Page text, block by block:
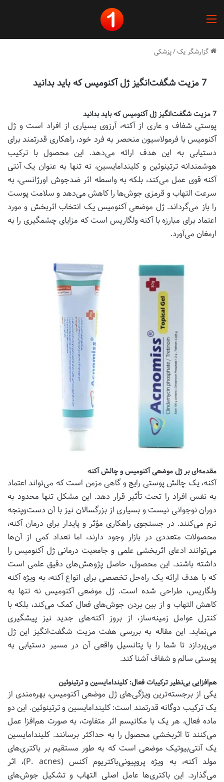
گزارشگر یک/پزشکی
7 مزیت شگفت‌انگیز ژل آکنومیس که باید بدانید
7 مزیت شگفت‌انگیز ژل آکنومیس که باید بدانید
پوستی شفاف و عاری از آکنه، آرزوی بسیاری از افراد است و ژل
آکنومیس با فرمولاسیون منحصر به فرد خود، راهکاری قدرتمند برای
دستیابی به این هدف ارائه می‌دهد. این محصول با ترکیب
هوشمندانه ترتینوئین و کلیندامایسین، نه تنها به عنوان یک آنتی
آکنه قوی عمل می‌کند، بلکه به واسطه اثر ضدجوش اورژانسی، به
سرعت التهاب و قرمزی جوش‌ها را کاهش می‌دهد و سلامت پوست
را باز می‌گرداند. ژل موضعی آکنومیس یک انتخاب اثربخش و مورد
اعتماد برای مبارزه با آکنه ولگاریس است که مزایای چشمگیری را به
ارمغان می‌آورد.
مقدمه‌ای بر ژل موضعی آکنومیس و چالش آکنه
آکنه، یک چالش پوستی رایج و گاهی مزمن است که می‌تواند اعتماد
به نفس افراد را تحت تأثیر قرار دهد. این مشکل تنها محدود به
دوران نوجوانی نیست و بسیاری از بزرگسالان نیز با آن دست‌وپنجه
نرم می‌کنند. در جستجوی راهکاری مؤثر و پایدار برای درمان آکنه،
محصولات متعددی در بازار وجود دارند، اما تعداد کمی از آن‌ها
می‌توانند ادعای اثربخشی علمی و جامعیت درمانی ژل آکنومیس را
داشته باشند. این محصول، حاصل پژوهش‌های دقیق علمی است
که با هدف ارائه یک راه‌حل تخصصی برای انواع آکنه، به ویژه آکنه
ولگاریس، طراحی شده است. ژل موضعی آکنومیس نه تنها به
کاهش التهاب و از بین بردن جوش‌های فعال کمک می‌کند، بلکه با
کنترل عوامل زمینه‌ساز، از بروز آکنه‌های جدید نیز پیشگیری
می‌نماید. این مقاله به بررسی هفت مزیت شگفت‌انگیز این ژل
می‌پردازد تا شما را با پتانسیل واقعی آن در مسیر دستیابی به
پوستی سالم و شفاف آشنا کند.
هم‌افزایی بی‌نظیر ترکیبات فعال: کلیندامایسین و ترتینوئین
یکی از برجسته‌ترین ویژگی‌های ژل موضعی آکنومیس، بهره‌مندی از
یک ترکیب دوگانه قدرتمند است: کلیندامایسین و ترتینوئین. این دو
ماده فعال، هر یک با مکانیسم اثر متفاوت، به صورت هم‌افزا عمل
می‌کنند تا اثربخشی محصول را به حداکثر برسانند. کلیندامایسین
یک آنتی‌بیوتیک موضعی است که به طور مستقیم بر باکتری‌های
مولد آکنه، به ویژه پروپیونی‌باکتریوم آکنس (P. acnes)، اثر
می‌گذارد. این باکتری‌ها عامل اصلی التهاب و تشکیل جوش‌های